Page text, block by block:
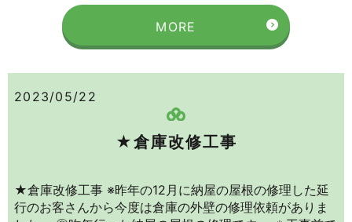
MORE
2023/05/22
★倉庫改修工事
★倉庫改修工事 ※昨年の12月に納屋の屋根の修理した延
行のお客さんから今度は倉庫の外壁の修理依頼がありま